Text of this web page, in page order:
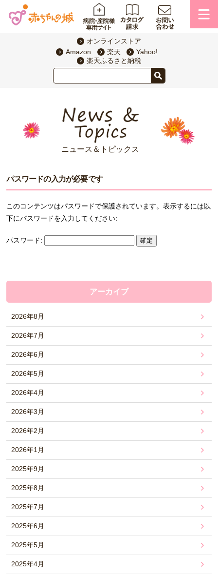
オンラインストア
Amazon
楽天
Yahoo!
楽天ふるさと納税
ニュース＆トピックス
パスワードの入力が必要です
このコンテンツはパスワードで保護されています。表示するには以
下にパスワードを入力してください:
パスワード:
アーカイブ
2026年8月
2026年7月
2026年6月
2026年5月
2026年4月
2026年3月
2026年2月
2026年1月
2025年9月
2025年8月
2025年7月
2025年6月
2025年5月
2025年4月